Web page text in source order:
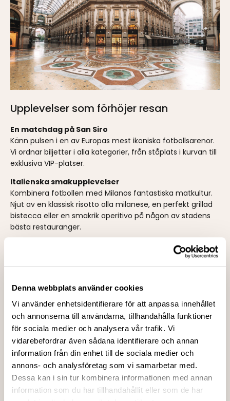
Denna webbplats använder cookies
Vi använder enhetsidentifierare för att anpassa innehållet
och annonserna till användarna, tillhandahålla funktioner
för sociala medier och analysera vår trafik. Vi
vidarebefordrar även sådana identifierare och annan
information från din enhet till de sociala medier och
annons- och analysföretag som vi samarbetar med.
Dessa kan i sin tur kombinera informationen med annan
information som du har tillhandahållit eller som de har
Upplevelser som förhöjer resan
En matchdag på San Siro
Känn pulsen i en av Europas mest ikoniska fotbollsarenor.
Vi ordnar biljetter i alla kategorier, från ståplats i kurvan till
exklusiva VIP-platser.
Italienska smakupplevelser
Kombinera fotbollen med Milanos fantastiska matkultur.
Njut av en klassisk risotto alla milanese, en perfekt grillad
bistecca eller en smakrik aperitivo på någon av stadens
bästa restauranger.
Utforska Milanos status som modehuvudstad. Promenera
längs Via Montenapoleone, upptäck unika designbutiker i
shoppinggator.
Kultur & sevärdheter
Milano bjuder på en rik historia och arkitektur i världsklass.
Besök den mäktiga katedralen Il Duomo, se Da Vincis
Nattvardeneller ta en promenad längs Naviglikanalerna.
Nattliv
Efter matchen väntar Milanos pulserande nattliv. Slå dig
ner på en av stadens takbarer, besök en elegant
cocktailbar eller njut av en sen middag på en klassisk